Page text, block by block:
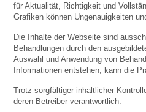
Broschüren und
Familienzeit gesund
U0-Vorsorge
für Aktualität, Richtigkeit und
Grafiken können Ungenauigkeiten
Die Inhalte der Webseite sind
Behandlungen durch den
Auswahl und Anwendung von
Informationen entstehen, kann die
Trotz sorgfältiger inhaltlicher
deren Betreiber verantwortlich.